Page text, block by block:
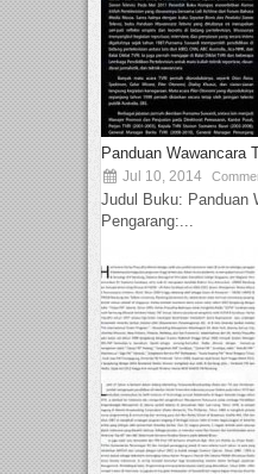
Panduan Wawancara
Jul 10, 2014
Judul Buku: Panduan
Pengarang:...